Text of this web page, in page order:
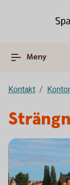
Meny
Kontakt